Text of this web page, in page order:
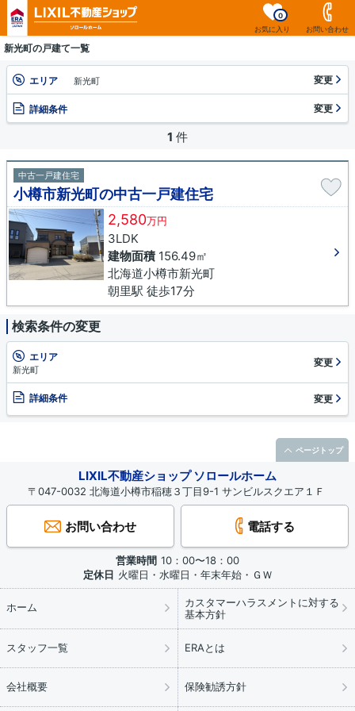
お気に入り
0
お問い合わせ
新光町の戸建て一覧
エリア 新光町 変更
詳細条件 変更
1 件
中古一戸建住宅
小樽市新光町の中古一戸建住宅
2,580万円
3LDK
建物面積156.49㎡
北海道小樽市新光町
朝里駅 徒歩17分
検索条件の変更
エリア
新光町
変更
詳細条件 変更
LIXIL不動産ショップ ソロールホーム
〒047-0032 北海道小樽市稲穂３丁目9-1 サンビルスクエア１Ｆ
お問い合わせ 電話する
営業時間 10：00〜18：00
定休日 火曜日・水曜日・年末年始・ＧＷ
ホーム
カスタマーハラスメントに対する
基本方針
スタッフ一覧 ERAとは
会社概要 保険勧誘方針
ページトップ